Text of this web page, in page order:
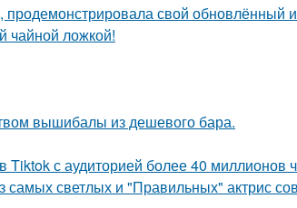
продемонстрировала свой обновлённый
чайной ложкой!
вышибалы из дешевого бара.
Tiktok с аудиторией более 40 миллионов
светлых и "Правильных" актрис